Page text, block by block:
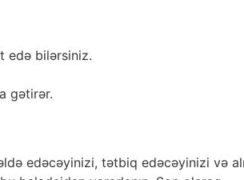
edə bilərsiniz.
gətirər.
edəcəyinizi, tətbiq edəcəyinizi və